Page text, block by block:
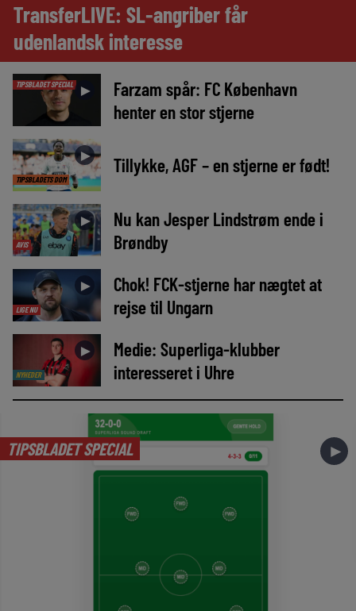
TransferLIVE: SL-angriber får
udenlandsk interesse
TIPSBLADET SPECIAL ►
Farzam spår: FC København
henter en stor stjerne
TIPSBLADETS DOM
► Tillykke, AGF – en stjerne er født!
AVIS
►
Nu kan Jesper Lindstrøm ende i
Brøndby
LIGE NU
►
Chok! FCK-stjerne har nægtet at
rejse til Ungarn
NYHEDER
►
Medie: Superliga-klubber
interesseret i Uhre
TIPSBLADET SPECIAL ►